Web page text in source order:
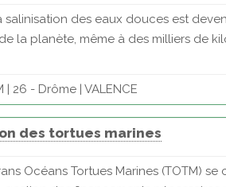
salinisation des eaux douces est
la planète, même à des milliers de
| 26 - Drôme | VALENCE
des tortues marines
Océans Tortues Marines (TOTM)